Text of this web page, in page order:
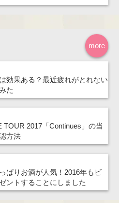
more
効果ある？最近疲れがとれない
た
TOUR 2017「Continues」の当
方法
ぱりお酒が人気！2016年もビ
ントすることにしました